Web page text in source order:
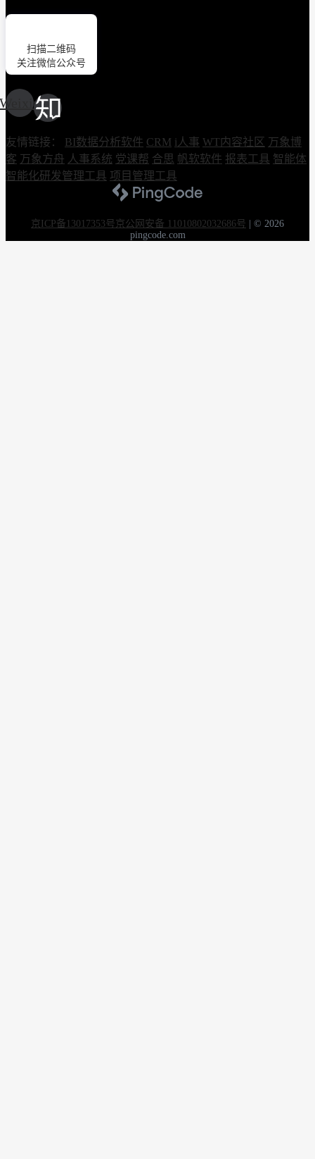
扫描二维码
关注微信公众号
Weixin
友情链接： BI数据分析软件 CRM i人事 WT内容社区 万象博
客 万象方舟 人事系统 党课帮 合思 帆软软件 报表工具 智能体
智能化研发管理工具 项目管理工具
京ICP备13017353号京公网安备 11010802032686号
© 2026
pingcode.com